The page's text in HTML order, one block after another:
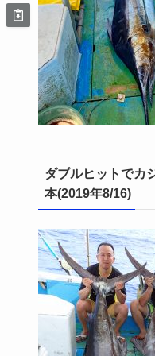
ダブルヒットでカ
本(2019年8/16)